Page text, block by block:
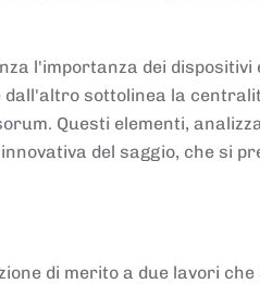
l'importanza dei dispositivi
sottolinea la
Questi elementi,
del saggio, che si
di merito a due lavori